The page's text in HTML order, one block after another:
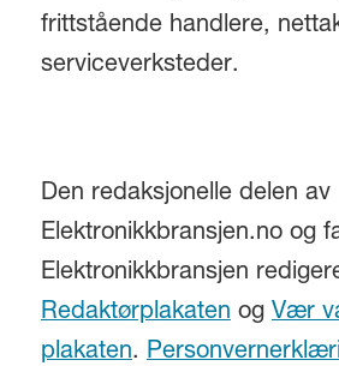
frittstående handlere,
serviceverksteder.
Den redaksjonelle delen av
Elektronikkbransjen.no og
Elektronikkbransjen
Redaktørplakaten og Vær
plakaten.